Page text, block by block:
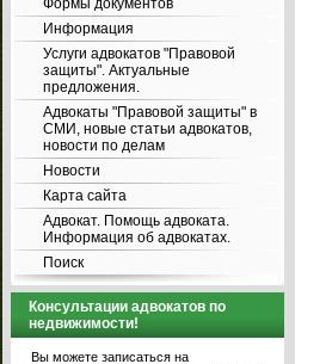
Формы документов
Информация
Услуги адвокатов "Правовой
защиты". Актуальные
предложения.
Адвокаты "Правовой защиты" в
СМИ, новые статьи адвокатов,
новости по делам
Новости
Карта сайта
Адвокат. Помощь адвоката.
Информация об адвокатах.
Поиск
Консультации адвокатов по
недвижимости!
Вы можете записаться на